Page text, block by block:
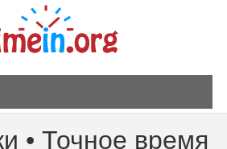
• Точное время